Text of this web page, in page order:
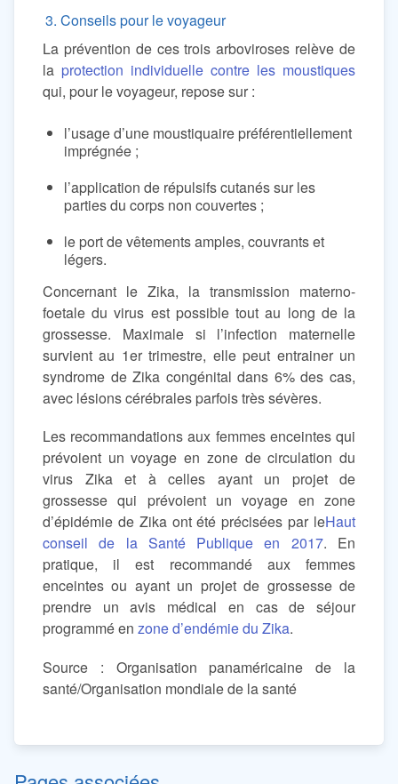
3. Conseils pour le voyageur
La prévention de ces trois arboviroses relève de
la protection individuelle contre les moustiques
qui, pour le voyageur, repose sur :
l’usage d’une moustiquaire préférentiellement
imprégnée ;
l’application de répulsifs cutanés sur les
parties du corps non couvertes ;
le port de vêtements amples, couvrants et
légers.
Concernant le Zika, la transmission materno-
foetale du virus est possible tout au long de la
grossesse. Maximale si l’infection maternelle
survient au 1er trimestre, elle peut entrainer un
syndrome de Zika congénital dans 6% des cas,
avec lésions cérébrales parfois très sévères.
Les recommandations aux femmes enceintes qui
prévoient un voyage en zone de circulation du
virus Zika et à celles ayant un projet de
grossesse qui prévoient un voyage en zone
d’épidémie de Zika ont été précisées par leHaut
conseil de la Santé Publique en 2017. En
pratique, il est recommandé aux femmes
enceintes ou ayant un projet de grossesse de
prendre un avis médical en cas de séjour
programmé en zone d’endémie du Zika.
Source : Organisation panaméricaine de la
santé/Organisation mondiale de la santé